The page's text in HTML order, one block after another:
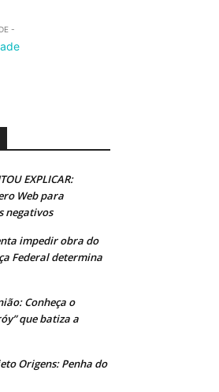
-
EXPLICAR:
Web para
negativos
impedir obra do
Federal determina
Conheça o
que batiza a
Origens: Penha do